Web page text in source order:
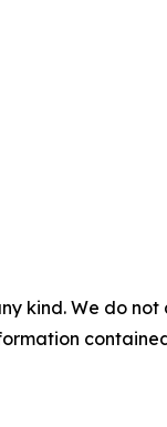
kind. We do